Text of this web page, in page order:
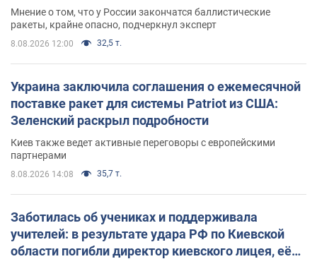
Мнение о том, что у России закончатся баллистические
ракеты, крайне опасно, подчеркнул эксперт
8.08.2026 12:00 32,5 т.
Украина заключила соглашения о ежемесячной
поставке ракет для системы Patriot из США:
Зеленский раскрыл подробности
Киев также ведет активные переговоры с европейскими
партнерами
8.08.2026 14:08 35,7 т.
Заботилась об учениках и поддерживала
учителей: в результате удара РФ по Киевской
области погибли директор киевского лицея, её